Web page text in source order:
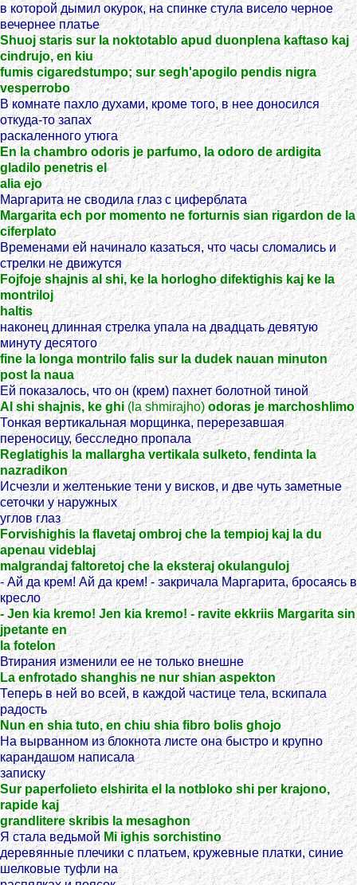
в которой дымил окурок, на спинке стула висело черное
вечернее платье
Shuoj staris sur la noktotablo apud duonplena kaftaso kaj
cindrujo, en kiu
fumis cigaredstumpo; sur segh'apogilo pendis nigra
vesperrobo
В комнате пахло духами, кроме того, в нее доносился
откуда-то запах
раскаленного утюга
En la chambro odoris je parfumo, la odoro de ardigita
gladilo penetris el
alia ejo
Маргарита не сводила глаз с циферблата
Margarita ech por momento ne forturnis sian rigardon de la
ciferplato
Временами ей начинало казаться, что часы сломались и
стрелки не движутся
Fojfoje shajnis al shi, ke la horlogho difektighis kaj ke la
montriloj
haltis
наконец длинная стрелка упала на двадцать девятую
минуту десятого
fine la longa montrilo falis sur la dudek nauan minuton
post la naua
Ей показалось, что он (крем) пахнет болотной тиной
Al shi shajnis, ke ghi(la shmirajho)odoras je marchoshlimo
Тонкая вертикальная морщинка, перерезавшая
переносицу, бесследно пропала
Reglatighis la mallargha vertikala sulketo, fendinta la
nazradikon
Исчезли и желтенькие тени у висков, и две чуть заметные
сеточки у наружных
углов глаз
Forvishighis la flavetaj ombroj che la tempioj kaj la du
apenau videblaj
malgrandaj faltoretoj che la eksteraj okulanguloj
- Ай да крем! Ай да крем! - закричала Маргарита, бросаясь в
кресло
- Jen kia kremo! Jen kia kremo! - ravite ekkriis Margarita sin
jрetante en
la fotelon
Втирания изменили ее не только внешне
La enfrotado shanghis ne nur shian aspekton
Теперь в ней во всей, в каждой частице тела, вскипала
радость
Nun en shia tuto, en chiu shia fibro bolis ghojo
На вырванном из блокнота листе она быстро и крупно
карандашом написала
записку
Sur paperfolieto elshirita el la notbloko shi per krajono,
rapide kaj
grandlitere skribis la mesaghon
Я стала ведьмойMi ighis sorchistino
деревянные плечики с платьем, кружевные платки, синие
шелковые туфли на